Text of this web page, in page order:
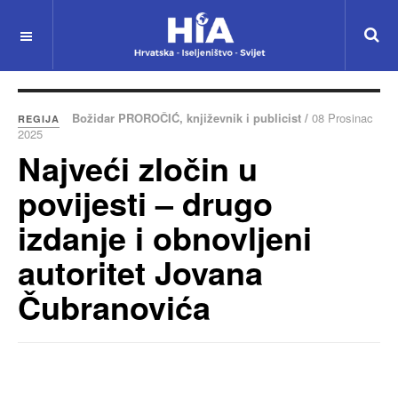
REGIJA Božidar PROROČIĆ, književnik i publicist / 08 Prosinac
2025
Najveći zločin u
povijesti – drugo
izdanje i obnovljeni
autoritet Jovana
Čubranovića